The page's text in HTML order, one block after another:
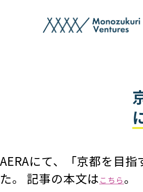
AERAにて、「京都を目
た。 記事の本文は こちら。